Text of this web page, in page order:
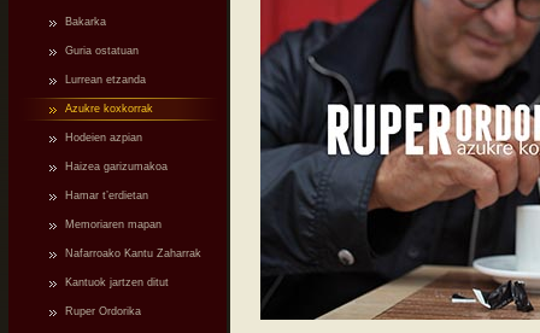
Bakarka
Guria ostatuan
Lurrean etzanda
Azukre koxkorrak
Hodeien azpian
Haizea garizumakoa
Hamar t’erdietan
Memoriaren mapan
Nafarroako Kantu Zaharrak
Kantuok jartzen ditut
Ruper Ordorika